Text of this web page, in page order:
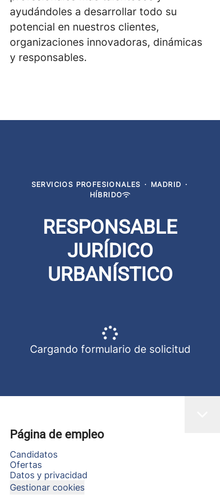
ayudándoles a desarrollar todo su
potencial en nuestros clientes,
organizaciones innovadoras, dinámicas
y responsables.
SERVICIOS PROFESIONALES · MADRID ·
HÍBRIDO
RESPONSABLE
JURÍDICO
URBANÍSTICO
Cargando formulario de solicitud
Página de empleo
Candidatos
Ofertas
Datos y privacidad
Gestionar cookies